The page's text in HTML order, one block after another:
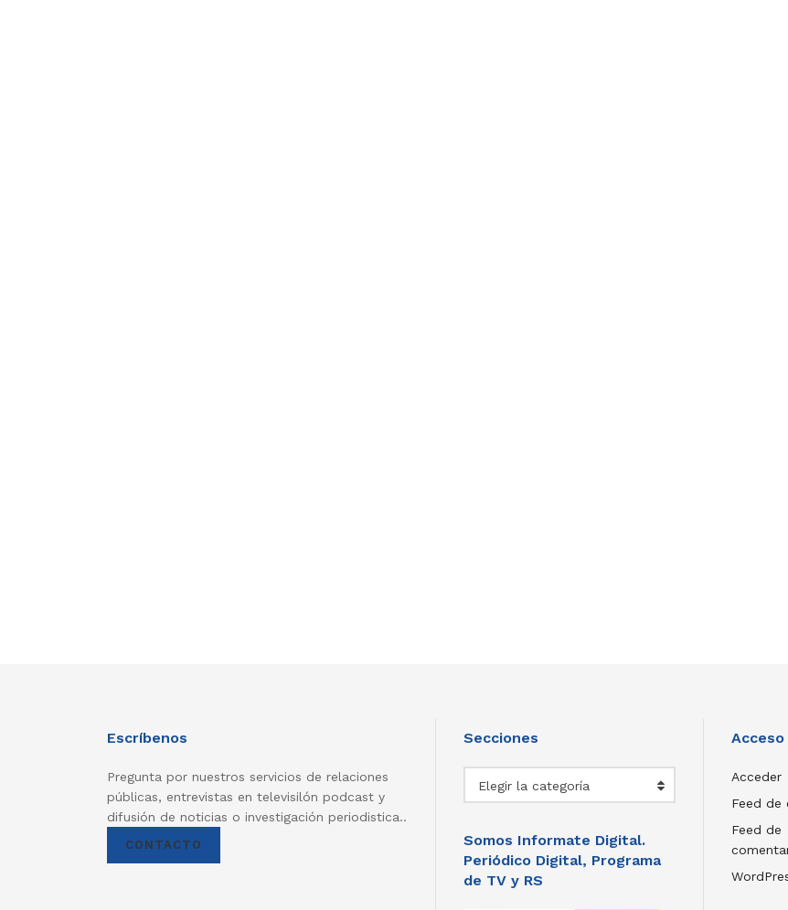
Escríbenos
Pregunta por nuestros servicios de relaciones
públicas, entrevistas en televisilón podcast y
difusión de noticias o investigación periodistica..
CONTACTO
Secciones
Elegir la categoría
Somos Informate Digital.
Periódico Digital, Programa
de TV y RS
Acceso
Acceder
Feed de
Feed de